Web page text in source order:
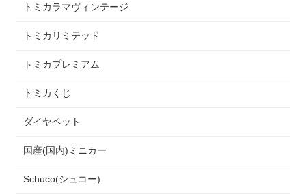
トミカラマヴィンテージ
トミカリミテッド
トミカプレミアム
トミカくじ
ダイヤペット
国産(国内)ミニカー
Schuco(シュコー)